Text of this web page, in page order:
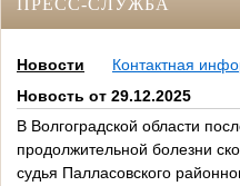
ПРЕСС-СЛУЖБА
Новости
Контактная
Новость от 29.12.2025
В Волгоградской области
продолжительной болезни
судья Палласовского